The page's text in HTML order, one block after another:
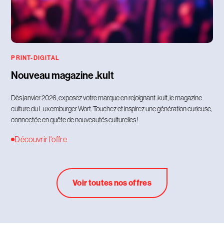
PRINT-DIGITAL
Nouveau magazine .kult
Dès janvier 2026, exposez votre marque en rejoignant .kult, le magazine
culture du Luxemburger Wort. Touchez et inspirez une génération curieuse,
connectée en quête de nouveautés culturelles !
Découvrir l'offre
Voir toutes nos offres